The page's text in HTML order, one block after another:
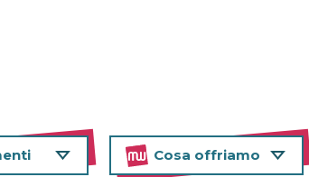
Cosa offriamo